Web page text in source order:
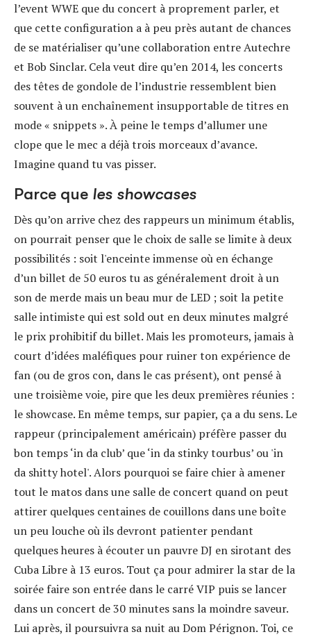
l’event WWE que du concert à proprement parler, et
que cette configuration a à peu près autant de chances
de se matérialiser qu’une collaboration entre Autechre
et Bob Sinclar. Cela veut dire qu’en 2014, les concerts
des têtes de gondole de l’industrie ressemblent bien
souvent à un enchaînement insupportable de titres en
mode « snippets ». À peine le temps d’allumer une
clope que le mec a déjà trois morceaux d’avance.
Imagine quand tu vas pisser.
Parce que les showcases
Dès qu’on arrive chez des rappeurs un minimum établis,
on pourrait penser que le choix de salle se limite à deux
possibilités : soit l'enceinte immense où en échange
d’un billet de 50 euros tu as généralement droit à un
son de merde mais un beau mur de LED ; soit la petite
salle intimiste qui est sold out en deux minutes malgré
le prix prohibitif du billet. Mais les promoteurs, jamais à
court d’idées maléfiques pour ruiner ton expérience de
fan (ou de gros con, dans le cas présent), ont pensé à
une troisième voie, pire que les deux premières réunies :
le showcase. En même temps, sur papier, ça a du sens. Le
rappeur (principalement américain) préfère passer du
bon temps ‘in da club’ que ‘in da stinky tourbus’ ou 'in
da shitty hotel'. Alors pourquoi se faire chier à amener
tout le matos dans une salle de concert quand on peut
attirer quelques centaines de couillons dans une boîte
un peu louche où ils devront patienter pendant
quelques heures à écouter un pauvre DJ en sirotant des
Cuba Libre à 13 euros. Tout ça pour admirer la star de la
soirée faire son entrée dans le carré VIP puis se lancer
dans un concert de 30 minutes sans la moindre saveur.
Lui après, il poursuivra sa nuit au Dom Pérignon. Toi, ce